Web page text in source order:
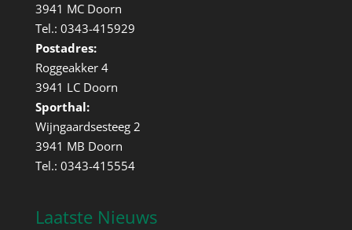
3941 MC Doorn
Tel.: 0343-415929
Postadres:
Roggeakker 4
3941 LC Doorn
Sporthal:
Wijngaardsesteeg 2
3941 MB Doorn
Tel.: 0343-415554
Laatste Nieuws